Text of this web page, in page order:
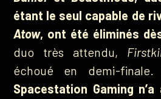
étant le seul capable de
Atow, ont été éliminés
duo très attendu,
échoué en demi-finale.
Spacestation Gaming